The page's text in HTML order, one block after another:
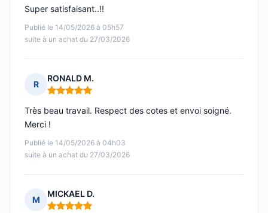
Publié le 14/05/2026 à 05h57
suite à un achat du 27/03/2026
Super satisfaisant..!!
R
RONALD M.
Note : 5 sur 5
Publié le 14/05/2026 à 04h03
suite à un achat du 27/03/2026
Très beau travail. Respect des cotes et envoi soigné.
Merci !
M
MICKAEL D.
Note : 5 sur 5